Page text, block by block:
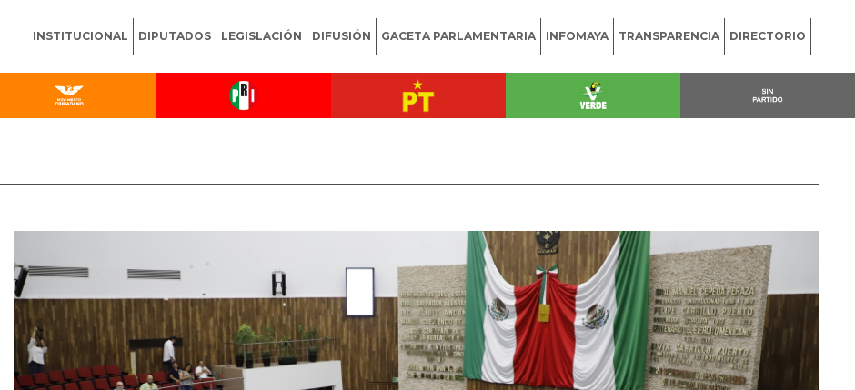
INSTITUCIONAL DIPUTADOS LEGISLACIÓN DIFUSIÓN GACETA PARLAMENTARIA INFOMAYA TRANSPARENCIA DIRECTORIO